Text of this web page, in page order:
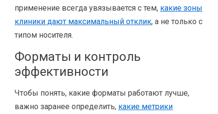
применение всегда увязывается с тем, какие зоны
клиники дают максимальный отклик, а не только с
типом носителя.
Форматы и контроль
эффективности
Чтобы понять, какие форматы работают лучше,
важно заранее определить, какие метрики